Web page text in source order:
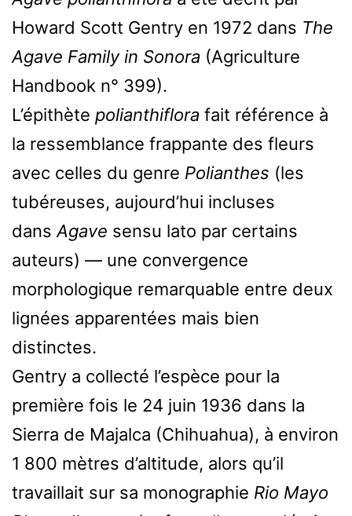
Howard Scott Gentry en 1972 dans The
Agave Family in Sonora (Agriculture
Handbook n° 399).
L’épithète polianthiflora fait référence à
la ressemblance frappante des fleurs
avec celles du genre Polianthes (les
tubéreuses, aujourd’hui incluses
dans Agave sensu lato par certains
auteurs) — une convergence
morphologique remarquable entre deux
lignées apparentées mais bien
distinctes.
Gentry a collecté l’espèce pour la
première fois le 24 juin 1936 dans la
Sierra de Majalca (Chihuahua), à environ
1 800 mètres d’altitude, alors qu’il
travaillait sur sa monographie Rio Mayo